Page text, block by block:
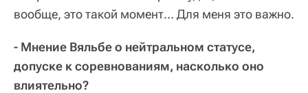
вообще, это такой момент… Для меня это важно.
- Мнение Вяльбе о нейтральном статусе,
допуске к соревнованиям, насколько оно
влиятельно?